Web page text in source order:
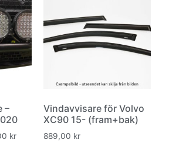
–
kr
Vindavvisare för Volvo
XC90 15- (fram+bak)
889,00 kr